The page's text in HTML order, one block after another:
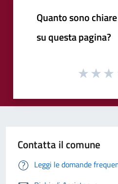
Quanto sono
su questa pagina?
Contatta il comune
Leggi le domande